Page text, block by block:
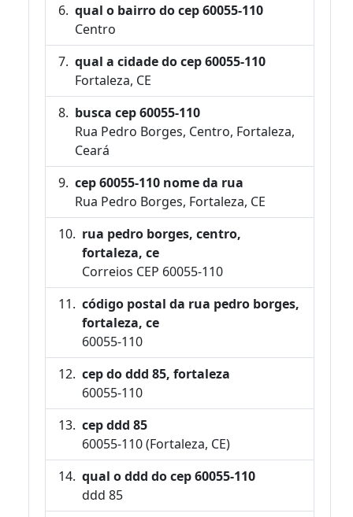
qual o bairro do cep 60055-110
Centro
qual a cidade do cep 60055-110
Fortaleza, CE
busca cep 60055-110
Rua Pedro Borges, Centro, Fortaleza,
Ceará
cep 60055-110 nome da rua
Rua Pedro Borges, Fortaleza, CE
rua pedro borges, centro,
fortaleza, ce
Correios CEP 60055-110
código postal da rua pedro borges,
fortaleza, ce
60055-110
cep do ddd 85, fortaleza
60055-110
cep ddd 85
60055-110 (Fortaleza, CE)
qual o ddd do cep 60055-110
ddd 85